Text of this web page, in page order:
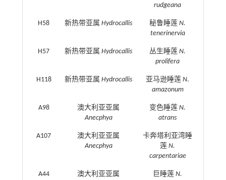
rudgeana
H58 新热带亚属Hydrocallis 秘鲁睡莲N.
tenerinervia
H57 新热带亚属Hydrocallis 丛生睡莲N.
prolifera
H118 新热带亚属Hydrocallis 亚马逊睡莲N.
amazonum
A98
澳大利亚亚属
Anecphya
变色睡莲N.
atrans
A107
澳大利亚亚属
Anecphya
卡奔塔利亚湾睡
莲N.
carpentariae
A44
澳大利亚亚属
巨睡莲N.